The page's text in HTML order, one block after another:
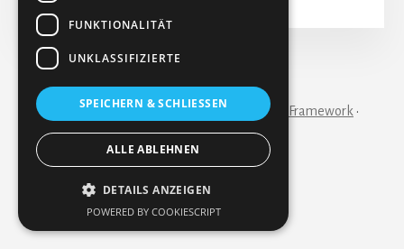
Copyright © 2026 ·Essence Proon Genesis Framework ·
WordPress·Anmelden
FUNKTIONALITÄT
UNKLASSIFIZIERTE
SPEICHERN & SCHLIESSEN
ALLE ABLEHNEN
DETAILS ANZEIGEN
POWERED BY COOKIESCRIPT